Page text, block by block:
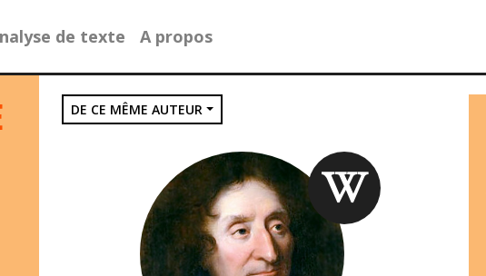
de texte A propos
DE CE MÊME AUTEUR